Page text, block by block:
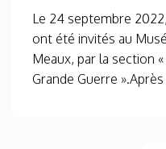
Le 24 septembre
ont été invités au
Meaux, par la section
Grande Guerre